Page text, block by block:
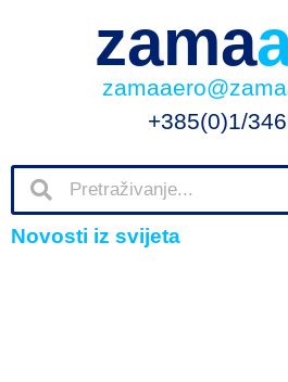
zama
+385(0)1/
Novosti iz svijeta